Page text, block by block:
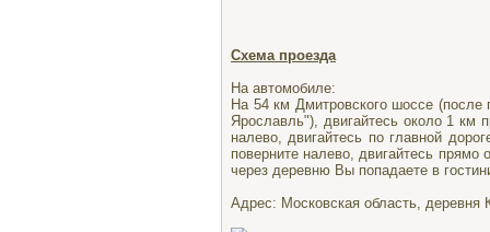
Схема проезда
На автомобиле:
На 54 км Дмитровского шоссе (после
Ярославль"), двигайтесь около 1 км
налево, двигайтесь по главной
поверните налево, двигайтесь
через деревню Вы попадаете в
Адрес: Московская область, деревня